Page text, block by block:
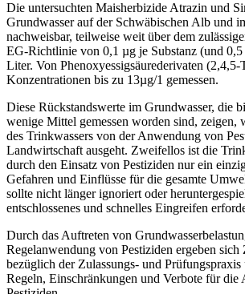
Die untersuchten Maisherbizide Atrazin und
Grundwasser auf der Schwäbischen Alb und
nachweisbar, teilweise weit über dem
EG-Richtlinie von 0,1 µg je Substanz (und
Liter. Von Phenoxyessigsäurederivaten (2,4,5-
Konzentrationen bis zu 13µg/1 gemessen.
Diese Rückstandswerte im Grundwasser, die
wenige Mittel gemessen worden sind, zeigen,
des Trinkwassers von der Anwendung von
Landwirtschaft ausgeht. Zweifellos ist die
durch den Einsatz von Pestiziden nur ein
Gefahren und Einflüsse für die gesamte
sollte nicht länger ignoriert oder
entschlossenes und schnelles Eingreifen
Durch das Auftreten von
Regelanwendung von Pestiziden ergeben
bezüglich der Zulassungs- und Prüfungspraxis
Regeln, Einschränkungen und Verbote für die